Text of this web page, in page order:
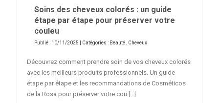
Soins des cheveux colorés : un guide
étape par étape pour préserver votre
couleu
Publié : 10/11/2025 | Catégories : Beauté Cheveux
Découvrez comment prendre soin de vos cheveux colorés
avec les meilleurs produits professionnels. Un guide
étape par étape et les recommandations de Cosméticos
de la Rosa pour préserver votre cou [...]